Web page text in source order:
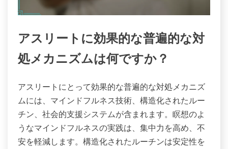
アスリートに効果的な普遍的な対
処メカニズムは何ですか？
アスリートにとって効果的な普遍的な対処メカニズ
ムには、マインドフルネス技術、構造化されたルー
チン、社会的支援システムが含まれます。瞑想のよ
うなマインドフルネスの実践は、集中力を高め、不
安を軽減します。構造化されたルーチンは安定性を